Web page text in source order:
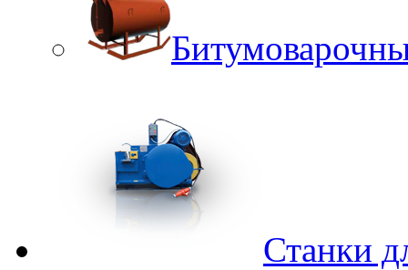
Станки